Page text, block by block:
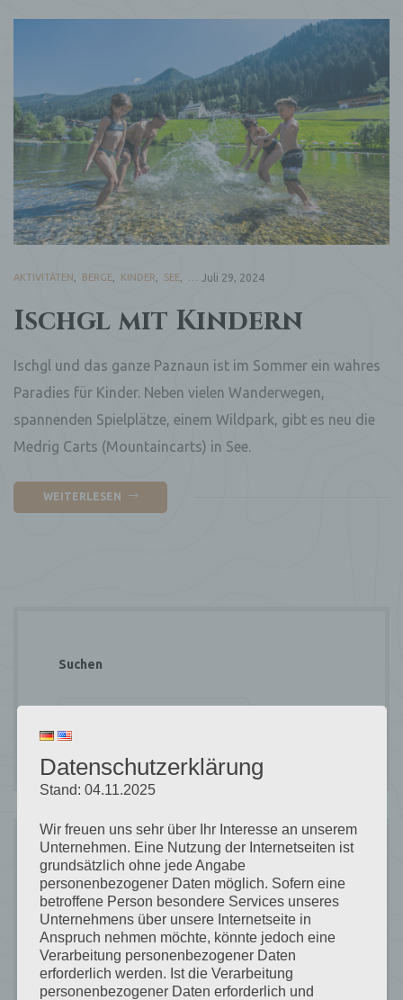
Ischgl mit Kindern
AKTIVITÄTEN BERGE KINDER SEE SOMMER
Juli 29, 2024
Ischgl und das ganze Paznaun ist im Sommer ein wahres
Paradies für Kinder. Neben vielen Wanderwegen,
spannenden Spielplätze, einem Wildpark, gibt es neu die
Medrig Carts (Mountaincarts) in See.
WEITERLESEN
Suchen
Recent
Posts
Datenschutzerklärung
Stand: 04.11.2025
Wir freuen uns sehr über Ihr Interesse an unserem
Unternehmen. Eine Nutzung der Internetseiten ist
grundsätzlich ohne jede Angabe
personenbezogener Daten möglich. Sofern eine
betroffene Person besondere Services unseres
Unternehmens über unsere Internetseite in
Anspruch nehmen möchte, könnte jedoch eine
Verarbeitung personenbezogener Daten
erforderlich werden. Ist die Verarbeitung
personenbezogener Daten erforderlich und